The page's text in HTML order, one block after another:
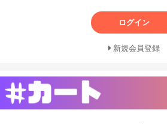
ログイン
新規会員登録